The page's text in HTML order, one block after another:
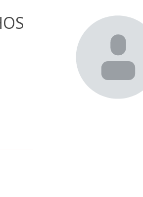
a casa foi
de semana a dois.
pois além do local ser